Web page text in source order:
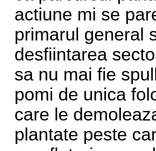
actiune mi se
primarul general
desfiintarea
sa nu mai fie
pomi de unica
care le
plantate peste